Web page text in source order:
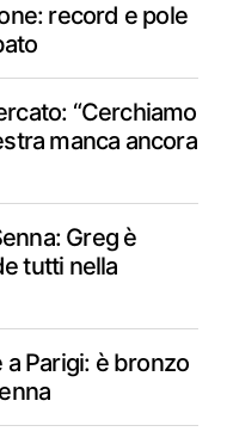
record e pole
“Cerchiamo
manca ancora
Greg è
tutti nella
Parigi: è bronzo